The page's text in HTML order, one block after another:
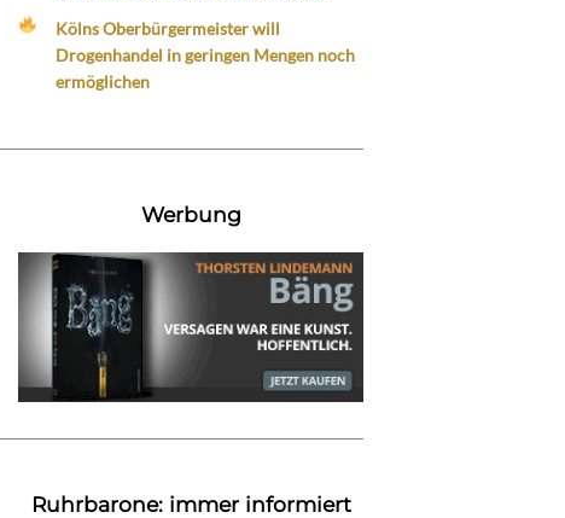
Kölns Oberbürgermeister will
Drogenhandel in geringen Mengen noch
ermöglichen
Werbung
Ruhrbarone: immer informiert